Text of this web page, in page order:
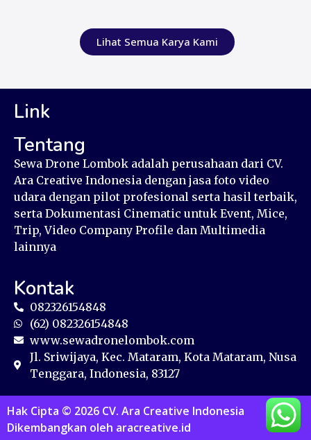
Lihat Semua Karya Kami
Link
Tentang
Sewa Drone Lombok adalah perusahaan dari CV.
Ara Creative Indonesia dengan jasa foto video
udara dengan pilot profesional serta hasil terbaik,
serta Dokumentasi Cinematic untuk Event, Mice,
Trip, Video Company Profile dan Multimedia
lainnya
Kontak
082326154848
(62) 082326154848
www.sewadronelombok.com
Jl. Sriwijaya, Kec. Mataram, Kota Mataram, Nusa
Tenggara, Indonesia, 83127
Hak Cipta © 2026 CV. Ara Creative Indonesia
Dikembangkan oleh aracreative.id